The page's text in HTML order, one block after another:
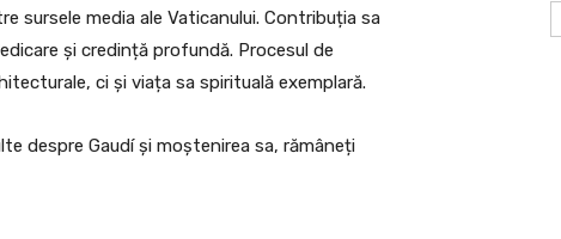
sursele media ale Vaticanului. Contribuția sa
și credință profundă. Procesul de
ci și viața sa spirituală exemplară.
despre Gaudí și moștenirea sa, rămâneți